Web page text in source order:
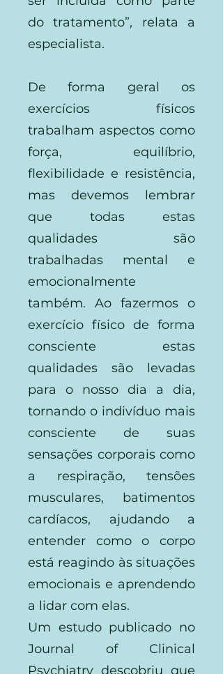
do tratamento”, relata a
especialista.
De forma geral os
exercícios físicos
trabalham aspectos como
força, equilíbrio,
flexibilidade e resistência,
mas devemos lembrar
que todas estas
qualidades são
trabalhadas mental e
emocionalmente
também. Ao fazermos o
exercício físico de forma
consciente estas
qualidades são levadas
para o nosso dia a dia,
tornando o indivíduo mais
consciente de suas
sensações corporais como
a respiração, tensões
musculares, batimentos
cardíacos, ajudando a
entender como o corpo
está reagindo às situações
emocionais e aprendendo
a lidar com elas.
Um estudo publicado no
Journal of Clinical
Psychiatry descobriu que